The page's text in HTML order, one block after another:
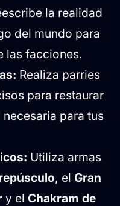
la realidad
del mundo para
las facciones.
Realiza parries
para restaurar
para tus
Utiliza armas
, el Gran
y el Chakram de